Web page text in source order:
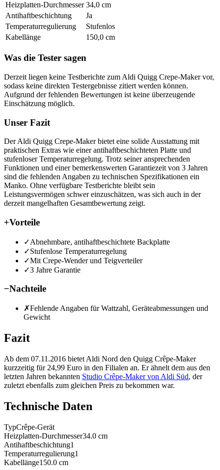
Heizplatten-Durchmesser 34,0 cm
Antihaftbeschichtung
Ja
Temperaturregulierung
Stufenlos
Kabellänge
150,0 cm
Was die Tester sagen
Derzeit liegen keine Testberichte zum Aldi Quigg Crepe-Maker vor,
sodass keine direkten Testergebnisse zitiert werden können.
Aufgrund der fehlenden Bewertungen ist keine überzeugende
Einschätzung möglich.
Unser Fazit
Der Aldi Quigg Crepe-Maker bietet eine solide Ausstattung mit
praktischen Extras wie einer antihaftbeschichteten Platte und
stufenloser Temperaturregelung. Trotz seiner ansprechenden
Funktionen und einer bemerkenswerten Garantiezeit von 3 Jahren
sind die fehlenden Angaben zu technischen Spezifikationen ein
Manko. Ohne verfügbare Testberichte bleibt sein
Leistungsvermögen schwer einzuschätzen, was sich auch in der
derzeit mangelhaften Gesamtbewertung zeigt.
+Vorteile
✓Abnehmbare, antihaftbeschichtete Backplatte
✓Stufenlose Temperaturregelung
✓Mit Crepe-Wender und Teigverteiler
✓3 Jahre Garantie
−Nachteile
✗Fehlende Angaben für Wattzahl, Geräteabmessungen und
Gewicht
Fazit
Ab dem 07.11.2016 bietet Aldi Nord den Quigg Crêpe-Maker
kurzzeitig für 24,99 Euro in den Filialen an. Er ähnelt dem aus den
letzten Jahren bekannten Studio Crêpe-Maker von Aldi Süd, der
zuletzt ebenfalls zum gleichen Preis zu bekommen war.
Technische Daten
TypCrêpe-Gerät
Heizplatten-Durchmesser34.0 cm
Antihaftbeschichtung1
Temperaturregulierung1
Kabellänge150.0 cm